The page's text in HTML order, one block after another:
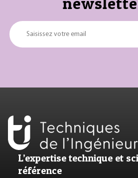
Saisissez votre email
L’expertise technique et
référence